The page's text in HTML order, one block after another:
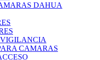
DAHUA
CAMARAS